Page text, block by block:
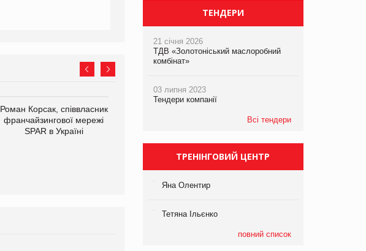
Роман Корсак, співвласник
франчайзингової мережі
SPAR в Україні
виробництва
компанії «УкраМарин»
ТЕНДЕРИ
21 січня 2026
ТДВ «Золотоніський маслоробний
комбінат»
03 липня 2023
Тендери компанії
Всі тендери
ТРЕНІНГОВИЙ ЦЕНТР
Яна Олентир
Тетяна Ільєнко
повний список